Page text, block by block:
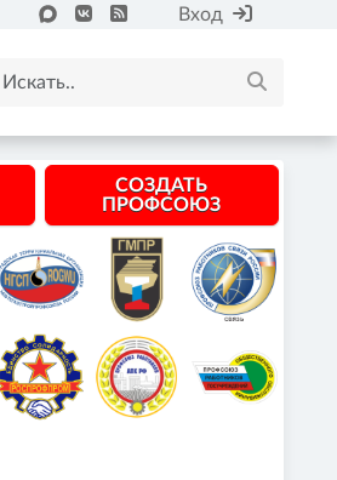
Вход
СОЗДАТЬ
ПРОФСОЮЗ